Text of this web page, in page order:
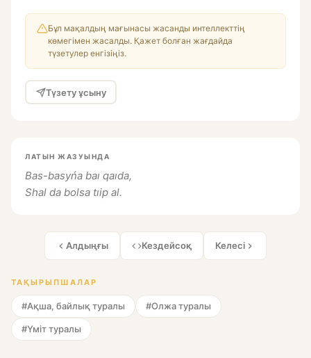
Бұл мақалдың мағынасы жасанды интеллекттің
көмегімен жасалды. Қажет болған жағдайда
түзетулер енгізіңіз.
Түзету ұсыну
ЛАТЫН ЖАЗУЫНДА
Bas-basyńa baı qaıda,
Shal da bolsa tıip al.
Алдыңғы Кездейсоқ Келесі
ТАҚЫРЫПШАЛАР
#Ақша, байлық туралы #Олжа туралы
#Үміт туралы